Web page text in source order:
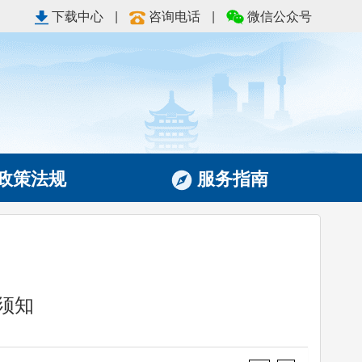
下载中心 | 咨询电话 | 微信公众号
策法规 服务指南
知